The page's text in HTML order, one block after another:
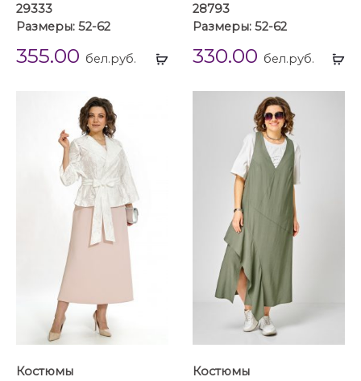
Выбрать
29333
Размеры: 52-62
355.00 бел.руб.
28793
Размеры: 52-62
330.00 бел.руб.
Костюмы
Костюмы